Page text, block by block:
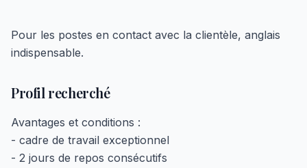
Pour les postes en contact avec la clientèle, anglais
indispensable.
Profil recherché
Avantages et conditions :
- cadre de travail exceptionnel
- 2 jours de repos consécutifs